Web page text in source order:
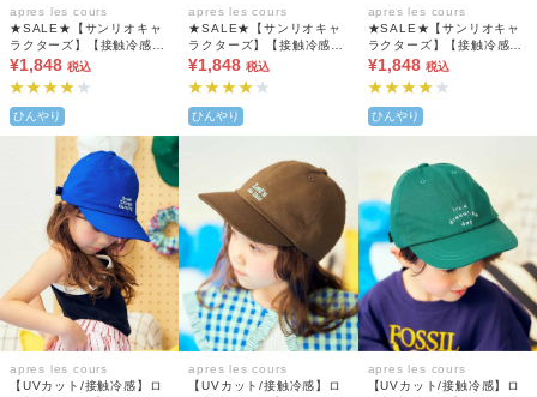
apres les cours
★SALE★【サンリオキャ
ラクターズ】【接触冷感】
WEB限定 ひんやりバラエ
ティパジャマ
¥1,848 税込
ひんやり
apres les cours
★SALE★【サンリオキャ
ラクターズ】【接触冷感】
WEB限定 ひんやりバラエ
ティパジャマ
¥1,848 税込
ひんやり
apres les cours
★SALE★【サンリオキャ
ラクターズ】【接触冷感】
WEB限定 ひんやりバラエ
ティパジャマ
¥1,848 税込
ひんやり
apres les cours
【UVカット/接触冷感】ロ
apres les cours
【UVカット/接触冷感】ロ
apres les cours
【UVカット/接触冷感】ロ